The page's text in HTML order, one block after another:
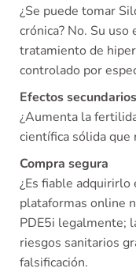
¿Se puede tomar
crónica? No. Su uso
tratamiento de
controlado por
Efectos secundarios
¿Aumenta la
científica sólida que
Compra segura
¿Es fiable adquirirlo
plataformas online
PDE5i legalmente;
riesgos sanitarios
falsificación.